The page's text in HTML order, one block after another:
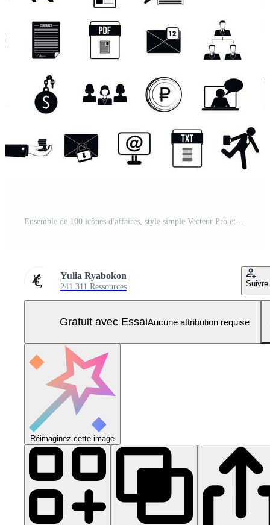
Ensemble de 100 icônes d'affaires, style simple Vecteur Pro et SVG Pro
Yulia Ryabokon
241 311 Ressources Suivre
Gratuit avec EssaiAucune attribution requise
Réimaginez cette image